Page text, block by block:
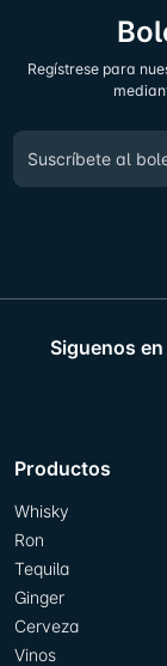
Regístrese para
Siguenos
Productos
Whisky
Ron
Tequila
Ginger
Cerveza
Vinos